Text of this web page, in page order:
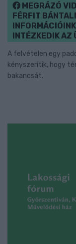
MEGRÁZÓ
FÉRFIT
INTÉZKEDIK AZ
A felvételen egy
kényszerítik, hogy
bakancsát.